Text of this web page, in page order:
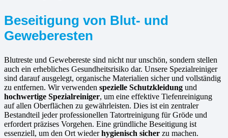
Beseitigung von Blut- und
Geweberesten
Blutreste und Gewebereste sind nicht nur unschön, sondern stellen
auch ein erhebliches Gesundheitsrisiko dar. Unsere Spezialreiniger
sind darauf ausgelegt, organische Materialien sicher und vollständig
zu entfernen. Wir verwenden spezielle Schutzkleidung und
hochwertige Spezialreiniger, um eine effektive Tiefenreinigung
auf allen Oberflächen zu gewährleisten. Dies ist ein zentraler
Bestandteil jeder professionellen Tatortreinigung für Gröde und
erfordert präzises Vorgehen. Eine gründliche Beseitigung ist
essenziell, um den Ort wiederhygienisch sicher zu machen.